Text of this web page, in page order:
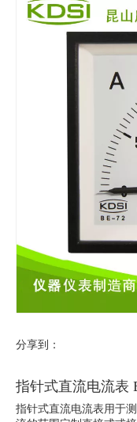
分享到：
指针式直流电流表
指针式直流电流表用于